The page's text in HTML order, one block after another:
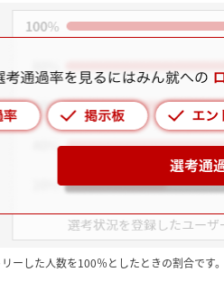
ーした人数を100％としたときの割合です。